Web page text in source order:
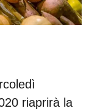
riaprirà la